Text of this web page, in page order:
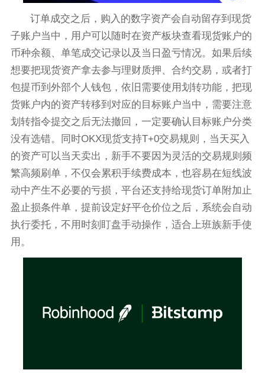
订单成交之后，购入的数字资产会自动留存到现货
子账户当中，用户可以随时在资产板块查看现货账户的
币种余额、单笔成交记录以及当日盈亏情况。如果后续
想要把现货资产拿去参与理财质押、合约交易，或者打
包提币到外部个人钱包，依旧需要使用划转功能，把现
货账户内的资产转移到对应的目标账户当中，需要注意
划转指令提交之后无法撤回，一定要确认目标账户分类
没有选错。同时OKX现货支持T+0交易规则，当天买入
的资产可以当天卖出，新手不要因为灵活的交易规则频
繁高频刷单，不仅会累积手续费成本，也容易在短线波
动中产生不必要的亏损，平台还支持给现货订单附加止
盈止损条件单，提前设定好平仓价位之后，系统会自动
执行委托，不用时刻盯盘手动操作，适合上班族新手使
用。